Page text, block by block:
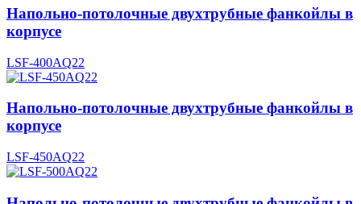
Напольно-потолочные двухтрубные фанкойлы в
корпусе
LSF-400AQ22
Напольно-потолочные двухтрубные фанкойлы в
корпусе
LSF-450AQ22